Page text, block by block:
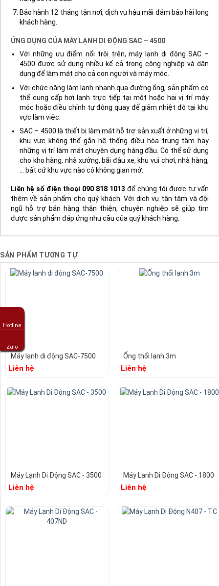
Bảo hành 12 tháng tận nơi, dịch vụ hậu mãi đảm bảo hài long
khách hàng.
ỨNG DỤNG CỦA MÁY LẠNH DI ĐỘNG SAC – 4500
Với những ưu điểm nổi trội trên, máy lạnh di động SAC –
4500 được sử dụng nhiều kể cả trong công nghiệp và dân
dụng để làm mát cho cả con người và máy móc.
Với chức năng làm lạnh nhanh qua đường ống, sản phẩm có
thể cung cấp hơi lạnh trực tiếp tại một hoặc hai vị trí máy
móc hoặc điều chỉnh tự động quay để giảm nhiệt độ tại khu
vực làm việc.
SAC – 4500 là thiết bị làm mát hỗ trợ sản xuất ở những vị trí,
khu vực không thể gắn hệ thống điều hòa trung tâm hay
những vị trí làm mát chuyên dụng hàng đầu. Có thể sử dụng
cho kho hàng, nhà xưởng, bãi đậu xe, khu vui chơi, nhà hàng,
… bất cứ khu vực nào có không gian mở.
Liên hệ số điện thoại 090 818 1013 để chúng tôi được tư vấn
thêm về sản phẩm cho quý khách. Với dịch vụ tận tâm và đội
ngũ hỗ trợ bán hàng thân thiện, chuyên nghiệp sẽ giúp tìm
được sản phẩm đáp ứng nhu cầu của quý khách hàng.
SẢN PHẨM TƯƠNG TỰ
Máy lạnh di động SAC-7500
Liên hệ
Ống thổi lạnh 3m
Liên hệ
Máy Lạnh Di Động SAC - 3500
Liên hệ
Máy Lạnh Di Động SAC - 1800
Liên hệ
Hotline
Zalo